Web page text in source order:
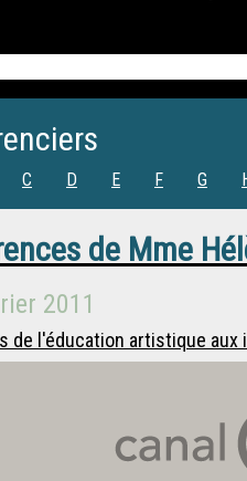
C D E F G
de Mme
2011
de l'éducation artistique